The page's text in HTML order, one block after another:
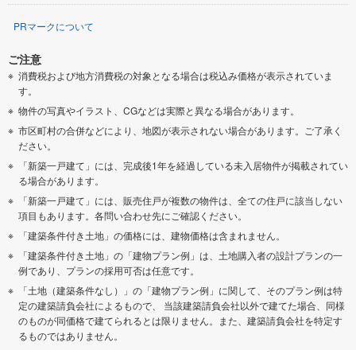
PRマークについて
ご注意
消費税および地方消費税の対象となる場合は税込み価格が表示されていま
す。
物件の写真やイラスト、CGなどは実際と異なる場合があります。
市区町村の合併などにより、地図が表示されない場合があります。ご了承く
ださい。
「新築一戸建て」には、完成後1年を経過している未入居物件が掲載されてい
る場合があります。
「新築一戸建て」には、販売住戸が複数の物件は、全ての住戸に該当しない
項目もあります。各問い合わせ先にご確認ください。
「建築条件付き土地」の価格には、建物価格は含まれません。
「建築条件付き土地」の「建物プラン例」は、土地購入者の設計プランの一
例であり、プランの採用可否は任意です。
「土地（建築条件なし）」の「建物プラン例」に関して、そのプラン例は特
定の建築請負会社によるもので、 当該建築請負会社以外で建てた場合、同様
のものが同価格で建てられるとは限りません。また、建築請負会社を特定す
るものではありません。